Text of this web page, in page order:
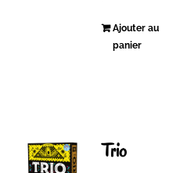
Ajouter au
panier
Trio